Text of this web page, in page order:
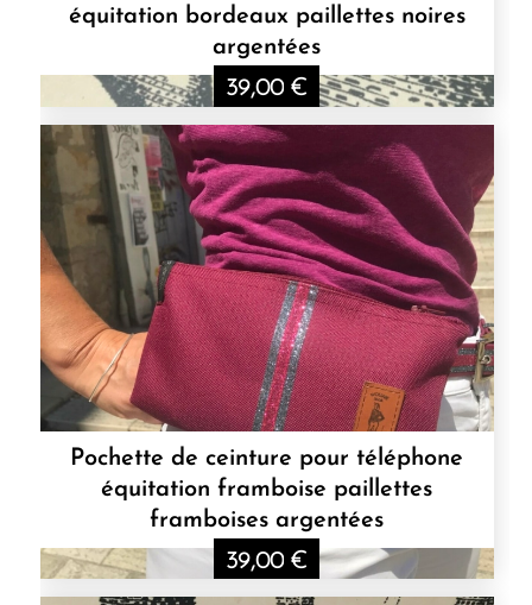
équitation bordeaux paillettes noires
argentées
39,00 €
Pochette de ceinture pour téléphone
équitation framboise paillettes
framboises argentées
39,00 €